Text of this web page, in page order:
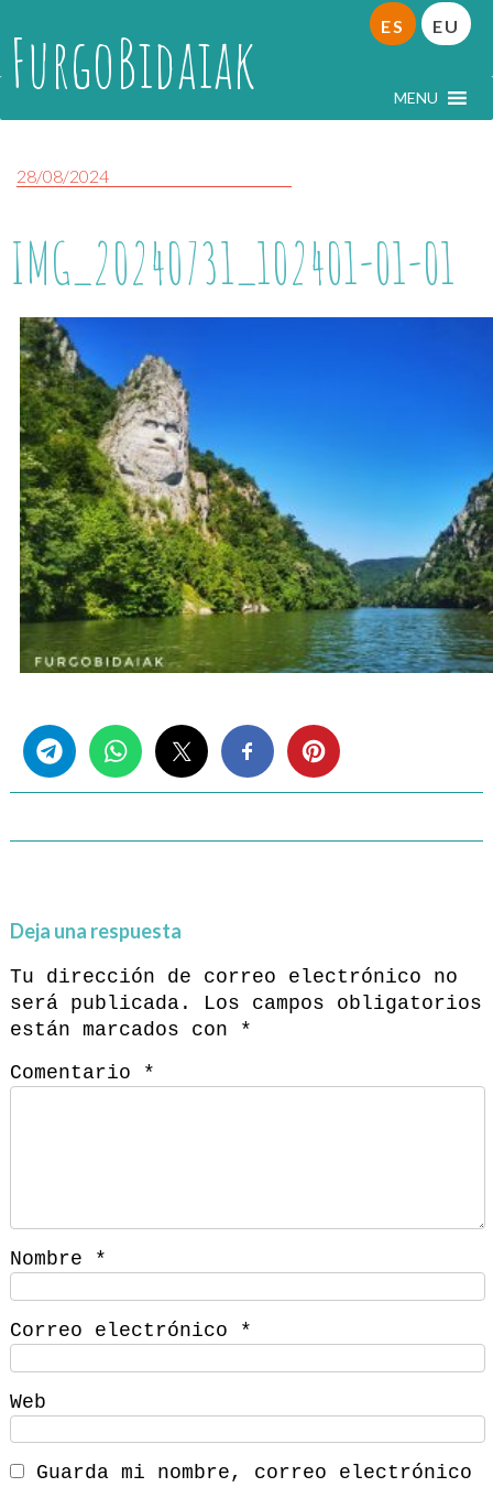
FurgoBidaiak MENU
ES EU
28/08/2024
IMG_20240731_102401-01-01
Deja una respuesta
Tu dirección de correo electrónico no
será publicada.
Los campos obligatorios
están marcados con
*
Comentario
*
Nombre *
Correo electrónico *
Web
Guarda mi nombre, correo electrónico